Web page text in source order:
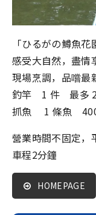
「ひるがの鱒魚
感受大自然，盡情
現場烹調，品嚐最
釣竿 1 件 最多
抓魚 1 條魚
營業時間不固定，
車程2分鐘
HOMEPAGE